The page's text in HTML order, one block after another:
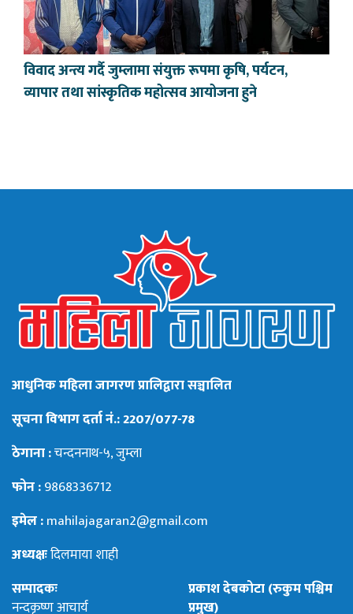
विवाद अन्त्य गर्दै जुम्लामा संयुक्त रूपमा कृषि, पर्यटन,
व्यापार तथा सांस्कृतिक महोत्सव आयोजना हुने
आधुनिक महिला जागरण प्रालिद्वारा सञ्चालित
सूचना विभाग दर्ता नं.: 2207/077-78
ठेगाना :चन्दननाथ-५, जुम्ला
फोन :9868336712
इमेल :mahilajagaran2@gmail.com
अध्यक्षःदिलमाया शाही
सम्पादकः
नन्दकृष्ण आचार्य
प्रकाश देबकोटा (रुकुम पश्चिम
प्रमुख)